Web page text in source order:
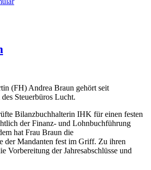
(FH) Andrea Braun gehört seit
Steuerbüros Lucht.
Bilanzbuchhalterin IHK für einen festen
der Finanz- und Lohnbuchführung
hat Frau Braun die
der Mandanten fest im Griff. Zu ihren
Vorbereitung der Jahresabschlüsse und